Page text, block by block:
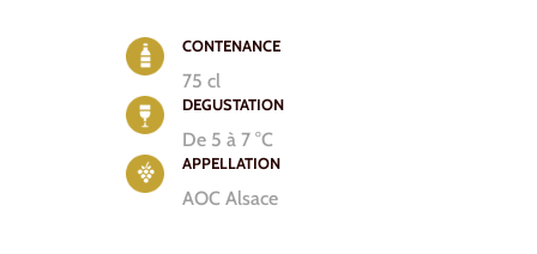
CONTENANCE
75 cl
DEGUSTATION
De 5 à 7 °C
APPELLATION
AOC Alsace